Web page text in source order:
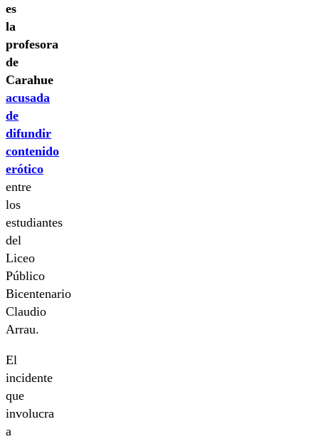
es
la
profesora
de
Carahue
acusada
de
difundir
contenido
erótico
entre
los
estudiantes
del
Liceo
Público
Bicentenario
Claudio
Arrau.
El
incidente
que
involucra
a